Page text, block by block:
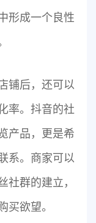
形成一个良性
铺后，还可以
率。抖音的社
产品，更是希
系。商家可以
社群的建立，
买欲望。